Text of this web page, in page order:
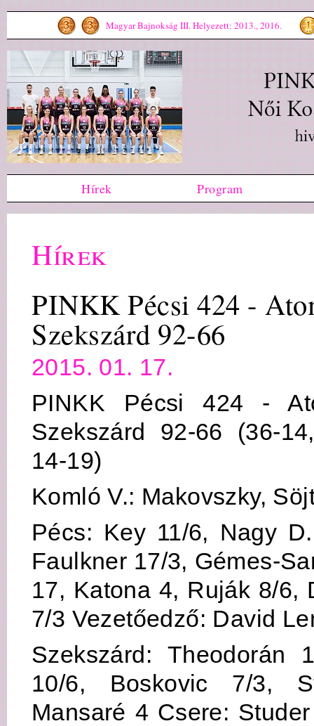
Magyar Bajnokság III. Helyezett: 2013., 2016.
Hírek Program
Hírek
PINKK Pécsi 424 -
Szekszárd 92-66
2015. 01. 17.
PINKK Pécsi 424 -
Szekszárd 92-66 (36-
14-19)
Komló V.: Makovszky,
Pécs: Key 11/6, Nagy
Faulkner 17/3, Gémes-
17, Katona 4, Ruják 8/6,
7/3 Vezetőedző: David
Szekszárd: Theodorán
10/6, Boskovic 7/3,
Mansaré 4 Csere: